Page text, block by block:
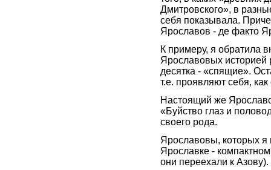
Дмитровского», в
себя показывала.
Ярославов - де факто
К примеру, я обратила
Ярославовых историей
десятка - «спящие».
т.е. проявляют себя,
Настоящий же
«Буйство глаз и
своего рода.
Ярославовы, которых
Ярославке -
они переехали к Азову).